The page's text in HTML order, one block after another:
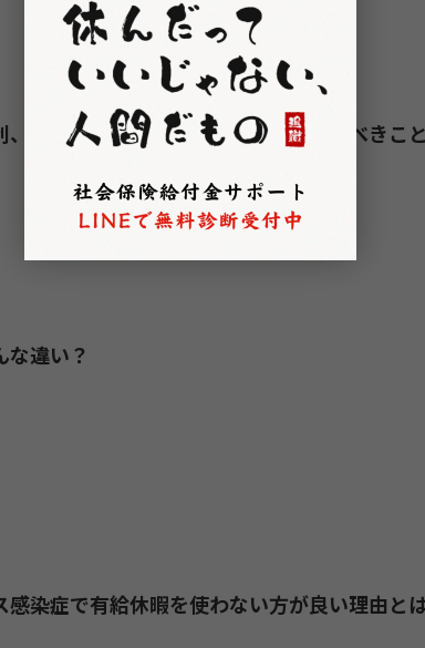
、トラブルを避けるために知っておくべきこと
な違い？
感染症で有給休暇を使わない方が良い理由と